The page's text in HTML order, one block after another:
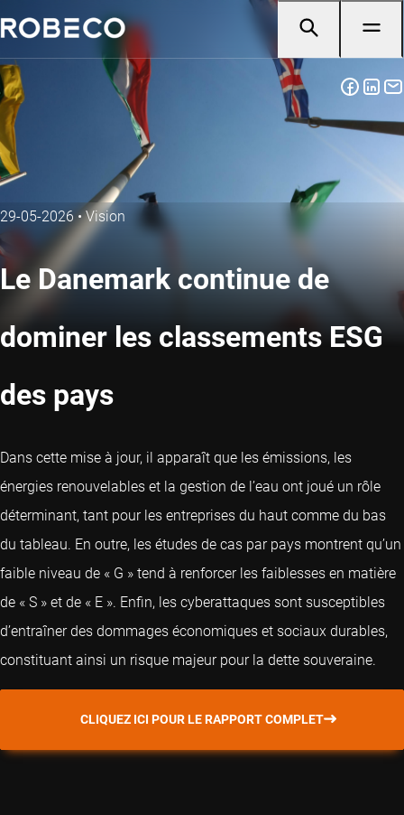
29-05-2026 •Vision
Le Danemark continue de
dominer les classements ESG
des pays
Dans cette mise à jour, il apparaît que les émissions, les
énergies renouvelables et la gestion de l’eau ont joué un rôle
déterminant, tant pour les entreprises du haut comme du bas
du tableau. En outre, les études de cas par pays montrent qu’un
faible niveau de « G » tend à renforcer les faiblesses en matière
de « S » et de « E ». Enfin, les cyberattaques sont susceptibles
d’entraîner des dommages économiques et sociaux durables,
constituant ainsi un risque majeur pour la dette souveraine.
CLIQUEZ ICI POUR LE RAPPORT COMPLET